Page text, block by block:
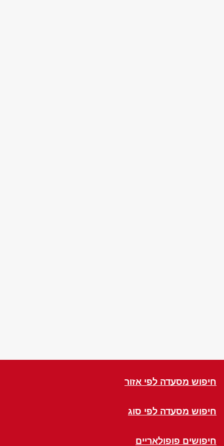
חיפוש מסעדה לפי אזור
חיפוש מסעדה לפי סוג
חיפושים פופולאריים